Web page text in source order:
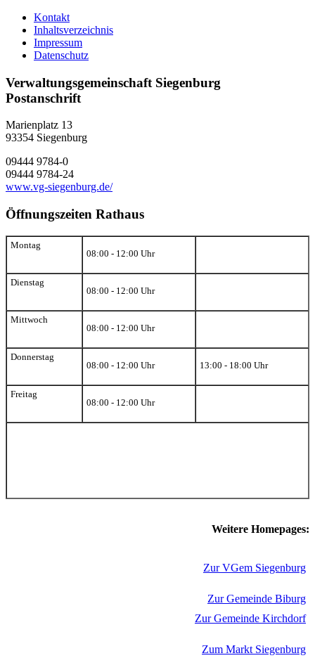
Kontakt
Inhaltsverzeichnis
Impressum
Datenschutz
Verwaltungsgemeinschaft Siegenburg
Postanschrift
Marienplatz 13
93354 Siegenburg
09444 9784-0
09444 9784-24
www.vg-siegenburg.de/
Öffnungszeiten Rathaus
Montag
08:00 - 12:00 Uhr
Dienstag
08:00 - 12:00 Uhr
Mittwoch
08:00 - 12:00 Uhr
Donnerstag
08:00 - 12:00 Uhr
13:00 - 18:00 Uhr
Freitag
08:00 - 12:00 Uhr
Weitere Homepages:
Zur VGem Siegenburg
Zur Gemeinde Biburg
Zur Gemeinde Kirchdorf
Zum Markt Siegenburg